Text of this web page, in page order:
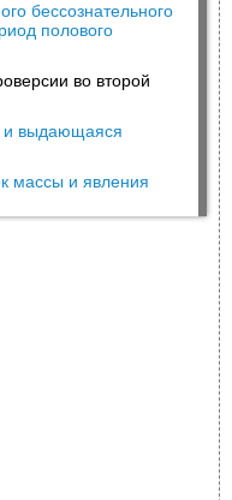
бессознательного
полового
во второй
и выдающаяся
массы и явления